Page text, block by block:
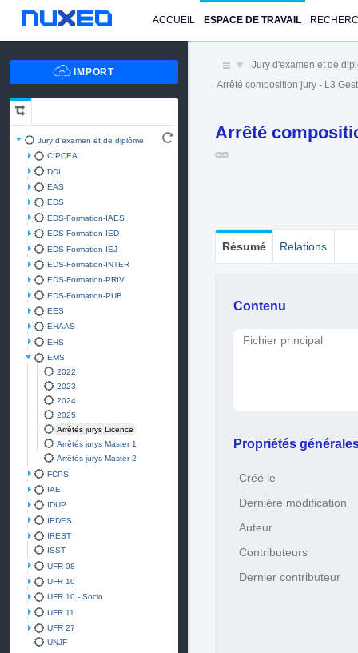
ACCUEIL ESPACE DE TRAVAIL
Jury d'examen et de diplôme
CIPCEA
DDL
EAS
EDS
EDS-Formation-IAES
EDS-Formation-IED
EDS-Formation-IEJ
EDS-Formation-INTER
EDS-Formation-PRIV
EDS-Formation-PUB
EES
EHAAS
EHS
EMS
2022
2023
2024
2025
Arrêtés jurys Licence
Arrêtés jurys Master 1
Arrêtés jurys Master 2
FCPS
IAE
IDUP
IEDES
IREST
ISST
UFR 08
UFR 10
UFR 10 - Socio
UFR 11
UFR 27
UNJF
Jury d'examen et de
Arrêté composition jury - L3
Arrêté
Résumé Relations
Contenu
Fichier principal
Propriétés
Créé le
Dernière modification
Auteur
Contributeurs
Dernier contributeur